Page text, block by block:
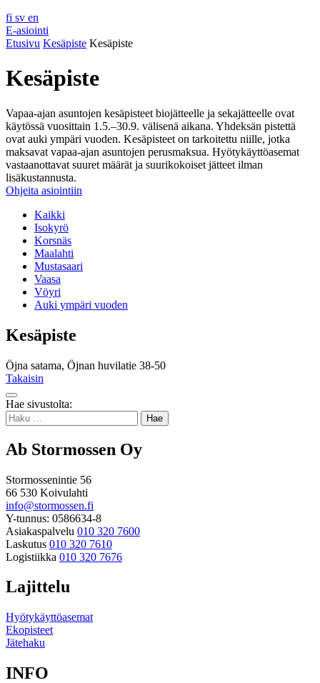
fi sv en
E-asiointi
Etusivu Kesäpiste Kesäpiste
Kesäpiste
Vapaa-ajan asuntojen kesäpisteet biojätteelle ja sekajätteelle ovat
käytössä vuosittain 1.5.–30.9. välisenä aikana. Yhdeksän pistettä
ovat auki ympäri vuoden. Kesäpisteet on tarkoitettu niille, jotka
maksavat vapaa-ajan asuntojen perusmaksua. Hyötykäyttöasemat
vastaanottavat suuret määrät ja suurikokoiset jätteet ilman
lisäkustannusta.
Ohjeita asiointiin
Kaikki
Isokyrö
Korsnäs
Maalahti
Mustasaari
Vaasa
Vöyri
Auki ympäri vuoden
Kesäpiste
Öjna satama, Öjnan huvilatie 38-50
Takaisin
Takaisin
ylös
Hae sivustolta:
Haku:
Ab Stormossen Oy
Stormossenintie 56
66 530 Koivulahti
info@stormossen.fi
Y-tunnus: 0586634-8
Asiakaspalvelu 010 320 7600
Laskutus 010 320 7610
Logistiikka 010 320 7676
Lajittelu
Hyötykäyttöasemat
Ekopisteet
Jätehaku
INFO